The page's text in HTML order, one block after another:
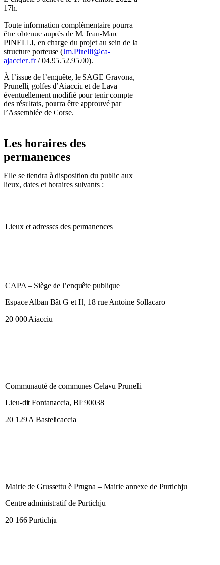
17h.
Toute information complémentaire pourra
être obtenue auprès de M. Jean-Marc
PINELLI, en charge du projet au sein de la
structure porteuse (Jm.Pinelli@ca-
ajaccien.fr/ 04.95.52.95.00).
À l’issue de l’enquête, le SAGE Gravona,
Prunelli, golfes d’Aiacciu et de Lava
éventuellement modifié pour tenir compte
des résultats, pourra être approuvé par
l’Assemblée de Corse.
Les horaires des
permanences
Elle se tiendra à disposition du public aux
lieux, dates et horaires suivants :
Lieux et adresses des permanences
CAPA – Siège de l’enquête publique
Espace Alban Bât G et H, 18 rue Antoine Sollacaro
20 000 Aiacciu
Communauté de communes Celavu Prunelli
Lieu-dit Fontanaccia, BP 90038
20 129 A Bastelicaccia
Mairie de Grussettu è Prugna – Mairie annexe de Purtichju
Centre administratif de Purtichju
20 166 Purtichju